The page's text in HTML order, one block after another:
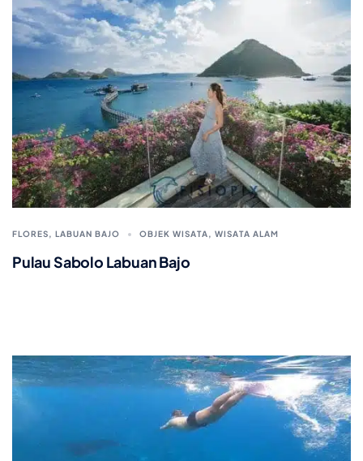
FLORES, LABUAN BAJO OBJEK WISATA, WISATA ALAM
Pulau Sabolo Labuan Bajo